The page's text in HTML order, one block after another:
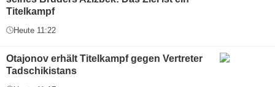
Titelkampf
Heute 11:22
Otajonov erhält Titelkampf gegen Vertreter
Tadschikistans